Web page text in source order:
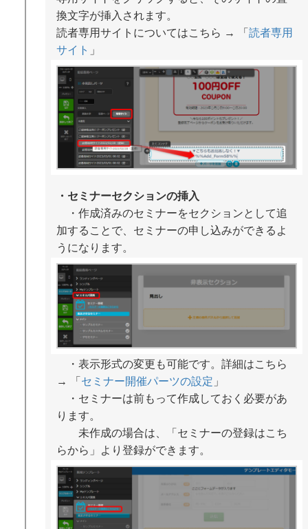
換文字が挿入されます。
読者専用サイトについてはこちら → 「 読者専用
サイト 」
・セミナーセクションの挿入
・作成済みのセミナーをセクションとして追
加することで、セミナーの申し込みができるよ
うになります。
・表示形式の変更も可能です。詳細はこちら
→ 「 セミナー開催パーツの設定 」
・セミナーは前もって作成しておく必要があ
ります。
未作成の場合は、「セミナーの登録はこち
らから」より登録ができます。